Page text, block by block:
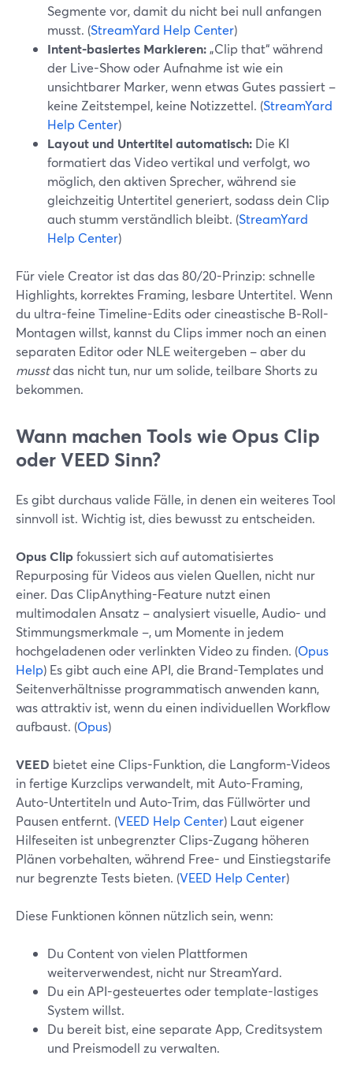
Segmente vor, damit du nicht bei null anfangen
musst. (StreamYard Help Center)
Intent-basiertes Markieren:„Clip that“ während
der Live-Show oder Aufnahme ist wie ein
unsichtbarer Marker, wenn etwas Gutes passiert –
keine Zeitstempel, keine Notizzettel. (StreamYard
Help Center)
Layout und Untertitel automatisch: Die KI
formatiert das Video vertikal und verfolgt, wo
möglich, den aktiven Sprecher, während sie
gleichzeitig Untertitel generiert, sodass dein Clip
auch stumm verständlich bleibt. (StreamYard
Help Center)
Für viele Creator ist das das 80/20-Prinzip: schnelle
Highlights, korrektes Framing, lesbare Untertitel. Wenn
du ultra-feine Timeline-Edits oder cineastische B‑Roll-
Montagen willst, kannst du Clips immer noch an einen
separaten Editor oder NLE weitergeben – aber du
musstdas nicht tun, nur um solide, teilbare Shorts zu
bekommen.
Wann machen Tools wie Opus Clip
oder VEED Sinn?
Es gibt durchaus valide Fälle, in denen ein weiteres Tool
sinnvoll ist. Wichtig ist, dies bewusst zu entscheiden.
Opus Clipfokussiert sich auf automatisiertes
Repurposing für Videos aus vielen Quellen, nicht nur
einer. Das ClipAnything-Feature nutzt einen
multimodalen Ansatz – analysiert visuelle, Audio- und
Stimmungsmerkmale –, um Momente in jedem
hochgeladenen oder verlinkten Video zu finden. (Opus
Help) Es gibt auch eine API, die Brand-Templates und
Seitenverhältnisse programmatisch anwenden kann,
was attraktiv ist, wenn du einen individuellen Workflow
aufbaust. (Opus)
VEED bietet eine Clips-Funktion, die Langform-Videos
in fertige Kurzclips verwandelt, mit Auto-Framing,
Auto-Untertiteln und Auto-Trim, das Füllwörter und
Pausen entfernt. (VEED Help Center) Laut eigener
Hilfeseiten ist unbegrenzter Clips-Zugang höheren
Plänen vorbehalten, während Free- und Einstiegstarife
nur begrenzte Tests bieten. (VEED Help Center)
Diese Funktionen können nützlich sein, wenn:
Du Content von vielen Plattformen
weiterverwendest, nicht nur StreamYard.
Du ein API-gesteuertes oder template-lastiges
System willst.
Du bereit bist, eine separate App, Creditsystem
und Preismodell zu verwalten.